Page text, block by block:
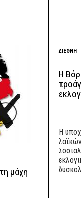
μάχη
ΔΙΕΘΝΗ
Η
Η